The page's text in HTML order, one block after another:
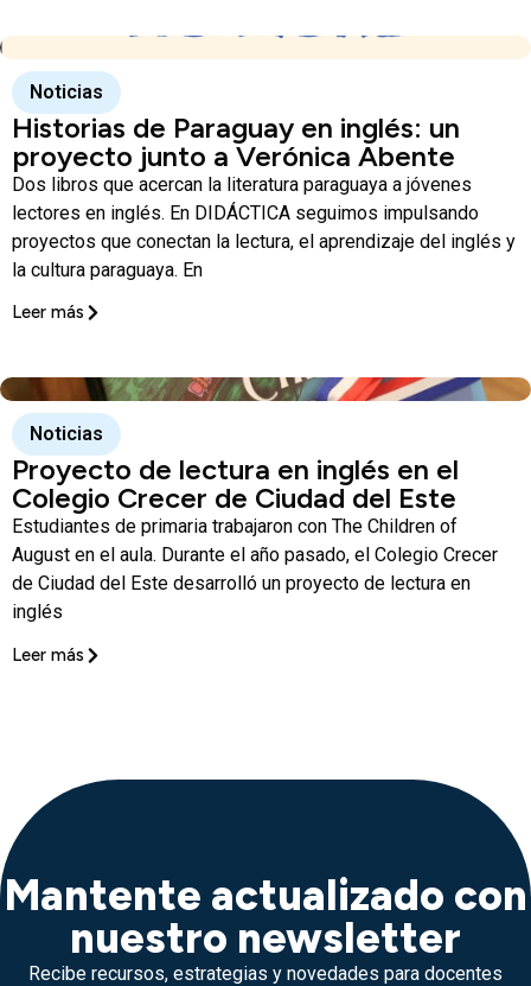
Noticias
Historias de Paraguay en inglés: un
proyecto junto a Verónica Abente
Dos libros que acercan la literatura paraguaya a jóvenes
lectores en inglés. En DIDÁCTICA seguimos impulsando
proyectos que conectan la lectura, el aprendizaje del inglés y
la cultura paraguaya. En
Leer más
Noticias
Proyecto de lectura en inglés en el
Colegio Crecer de Ciudad del Este
Estudiantes de primaria trabajaron con The Children of
August en el aula. Durante el año pasado, el Colegio Crecer
de Ciudad del Este desarrolló un proyecto de lectura en
inglés
Leer más
Mantente actualizado con
nuestro newsletter
Recibe recursos, estrategias y novedades para docentes